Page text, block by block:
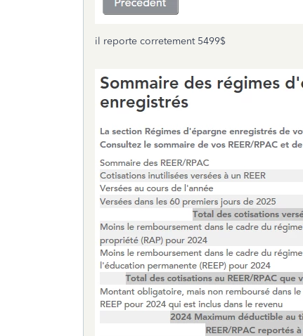
il reporte corretement 5499$